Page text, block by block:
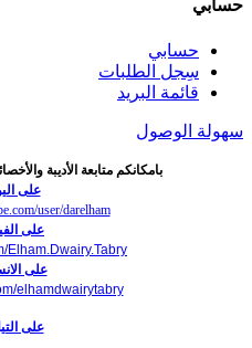
حسابي
حسابي
سِجل الطلبات
قائمة البريد
سهولة الوصول
بامكانكم متابعة الأديبة
على
user/darelham
على
Elham.Dwairy.Tabry
على
elhamdwairytabry
على